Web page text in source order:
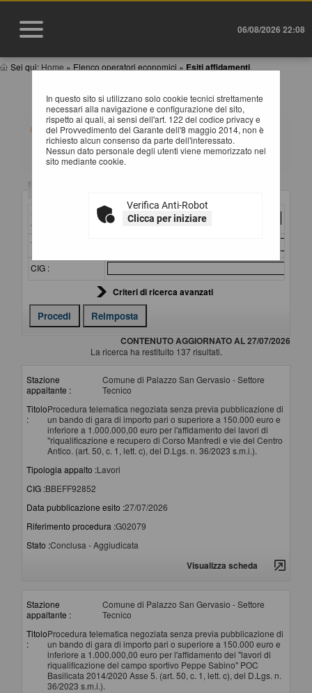
06/08/2026 22:08
Sei qui: Home » Elenco operatori economici » Esiti affidamenti
In questo sito si utilizzano solo cookie tecnici strettamente
necessari alla navigazione e configurazione del sito,
rispetto ai quali, ai sensi dell'art. 122 del codice privacy e
del Provvedimento del Garante dell'8 maggio 2014, non è
richiesto alcun consenso da parte dell'interessato.
Nessun dato personale degli utenti viene memorizzato nel
sito mediante cookie.
Verifica Anti-Robot
Clicca per iniziare
ESITI AFFIDAMENTI
All'interno di questa sezione è possibile consultare gli
esiti di gare, condotte mediante l'utilizzo di elenco
operatori economici secondo i tempi previsti dalla
normativa dei contratti.
Stazione
appaltante :
Titolo :
CIG :
Criteri di ricerca avanzati
CONTENUTO AGGIORNATO AL 27/07/2026
La ricerca ha restituito 137 risultati.
Stazione
appaltante :
Comune di Palazzo San Gervasio - Settore
Tecnico
Titolo
:
Procedura telematica negoziata senza previa pubblicazione di
un bando di gara di importo pari o superiore a 150.000 euro e
inferiore a 1.000.000,00 euro per l'affidamento dei lavori di
"riqualificazione e recupero di Corso Manfredi e vie del Centro
Antico. (art. 50, c. 1, lett. c), del D.Lgs. n. 36/2023 s.m.i.).
Tipologia appalto :Lavori
CIG :BBEFF92852
Data pubblicazione esito :27/07/2026
Riferimento procedura :G02079
Stato :Conclusa - Aggiudicata
Visualizza scheda
Stazione
appaltante :
Comune di Palazzo San Gervasio - Settore
Tecnico
Titolo
:
Procedura telematica negoziata senza previa pubblicazione di
un bando di gara di importo pari o superiore a 150.000 euro e
inferiore a 1.000.000,00 euro per l'affidamento dei "lavori di
riqualificazione del campo sportivo Peppe Sabino" POC
Basilicata 2014/2020 Asse 5. (art. 50, c. 1, lett. c), del D.Lgs. n.
36/2023 s.m.i.).